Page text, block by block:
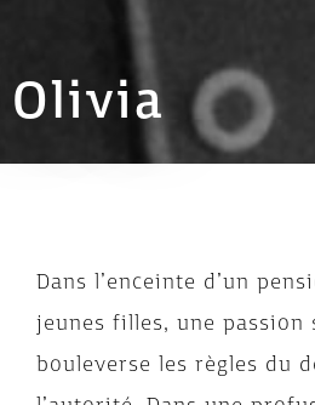
Olivia
Dans l’enceinte d’un
jeunes filles, une passion
bouleverse les règles du